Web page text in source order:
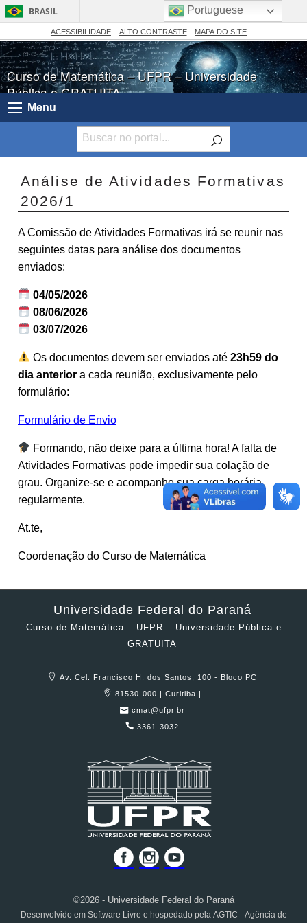
BRASIL
Simplifique!
Comunica BR
Participe
Acesso à informação
Canais
ACESSIBILIDADE ALTO CONTRASTE MAPA DO SITE
Curso de Matemática – UFPR – Universidade
Pública e GRATUITA
Menu
Análise de Atividades Formativas
2026/1
A Comissão de Atividades Formativas irá se reunir nas
seguintes datas para análise dos documentos
enviados:
04/05/2026
08/06/2026
03/07/2026
Os documentos devem ser enviados até23h59 do
dia anterior a cada reunião, exclusivamente pelo
formulário:
Formulário de Envio
Formando, não deixe para a última hora! A falta de
Atividades Formativas pode impedir sua colação de
grau. Organize-se e acompanhe sua carga horária
regularmente.
At.te,
Coordenação do Curso de Matemática
Universidade Federal do Paraná
Curso de Matemática – UFPR – Universidade Pública e
GRATUITA
Av. Cel. Francisco H. dos Santos, 100 - Bloco PC
81530-000 | Curitiba |
cmat@ufpr.br
3361-3032
©2026 - Universidade Federal do Paraná
Desenvolvido em Software Livre e hospedado pela AGTIC - Agência de
Portuguese